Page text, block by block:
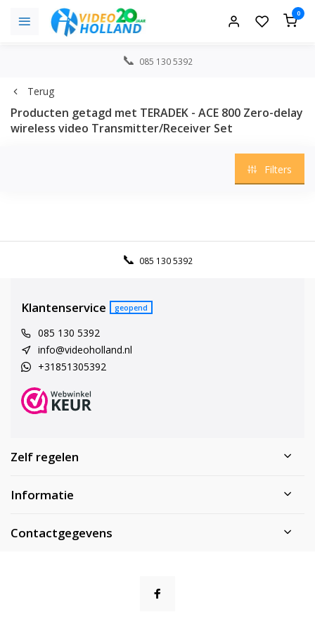
0
085 130 5392
Terug
Producten getagd met TERADEK - ACE 800 Zero-delay
wireless video Transmitter/Receiver Set
Filters
085 130 5392
Klantenservice geopend
085 130 5392
info@videoholland.nl
+31851305392
Zelf regelen
Informatie
Contactgegevens